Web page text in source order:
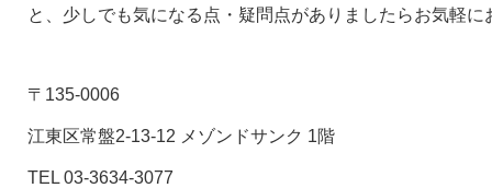
と、少しでも気になる点・疑問点がありましたらお気軽に
〒135-0006
江東区常盤2-13-12 メゾンドサンク 1階
TEL 03-3634-3077